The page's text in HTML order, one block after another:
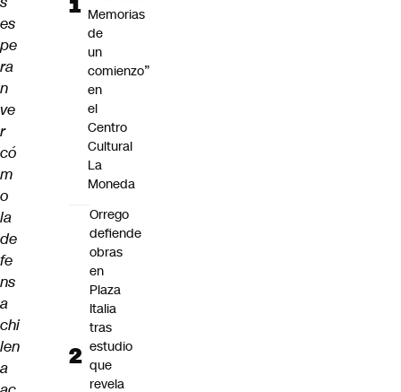
es
pe
ra
n
ve
r
có
m
o
la
de
fe
ns
a
chi
len
a
Memorias
de
un
comienzo”
en
el
Centro
Cultural
La
Moneda
Orrego
defiende
obras
en
Plaza
Italia
tras
estudio
que
revela